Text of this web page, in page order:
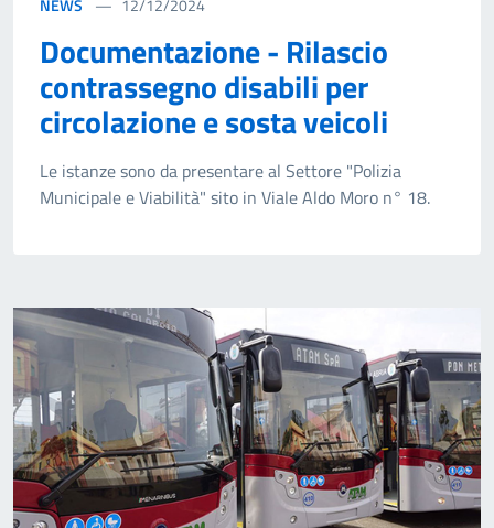
Documentazione - Rilascio
contrassegno disabili per
circolazione e sosta veicoli
Le istanze sono da presentare al Settore "Polizia
Municipale e Viabilità" sito in Viale Aldo Moro n° 18.